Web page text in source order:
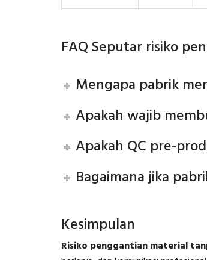
FAQ Seputar risiko
Mengapa pabrik
Apakah wajib
Apakah QC pre-
Bagaimana jika
Kesimpulan
Risiko penggantian material